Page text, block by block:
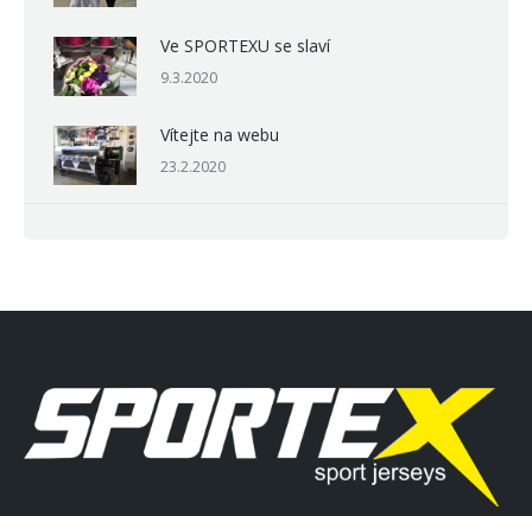
Ve SPORTEXU se slaví
9.3.2020
Vítejte na webu
23.2.2020